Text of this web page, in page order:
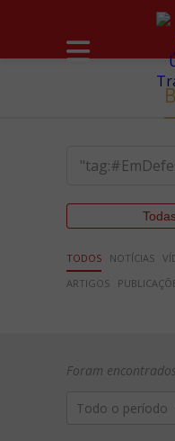
TODOS NOTÍCIAS
ARTIGOS
Foram
Todo o período